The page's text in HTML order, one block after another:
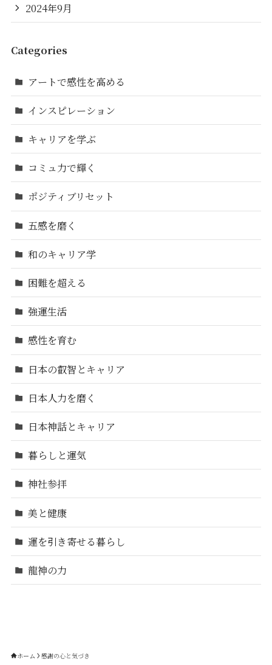
2024年9月
Categories
アートで感性を高める
インスピレーション
キャリアを学ぶ
コミュ力で輝く
ポジティブリセット
五感を磨く
和のキャリア学
困難を超える
強運生活
感性を育む
日本の叡智とキャリア
日本人力を磨く
日本神話とキャリア
暮らしと運気
神社参拝
美と健康
運を引き寄せる暮らし
龍神の力
ホーム 感謝の心と気づき